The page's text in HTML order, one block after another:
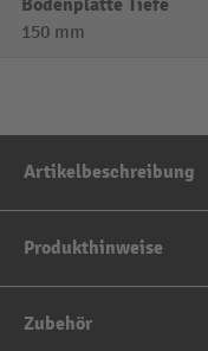
Bodenplatte Tiefe
150 mm
Artikelbeschreibung
Produkthinweise
Zubehör